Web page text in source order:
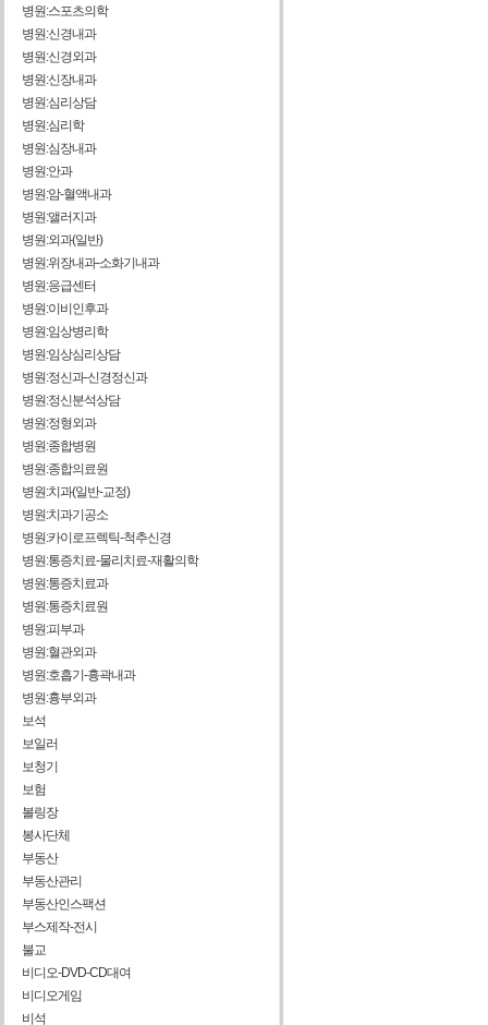
병원:스포츠의학
병원:신경내과
병원:신경외과
병원:신장내과
병원:심리상담
병원:심리학
병원:심장내과
병원:안과
병원:암-혈액내과
병원:앨러지과
병원:외과(일반)
병원:위장내과-소화기내과
병원:응급센터
병원:이비인후과
병원:임상병리학
병원:임상심리상담
병원:정신과-신경정신과
병원:정신분석상담
병원:정형외과
병원:종합병원
병원:종합의료원
병원:치과(일반-교정)
병원:치과기공소
병원:카이로프렉틱-척추신경
병원:통증치료-물리치료-재활의학
병원:통증치료과
병원:통증치료원
병원:피부과
병원:혈관외과
병원:호흡기-흉곽내과
병원:흉부외과
보석
보일러
보청기
보험
볼링장
봉사단체
부동산
부동산관리
부동산인스팩션
부스제작-전시
불교
비디오-DVD-CD대여
비디오게임
비석